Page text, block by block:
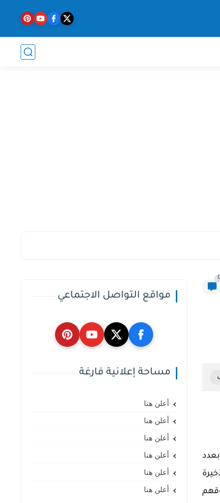
مواقع التواصل الاجتماعي
مساحة إعلانية فارغة
أعلن هنا
أعلن هنا
أعلن هنا
أعلن هنا
أعلن هنا
أعلن هنا